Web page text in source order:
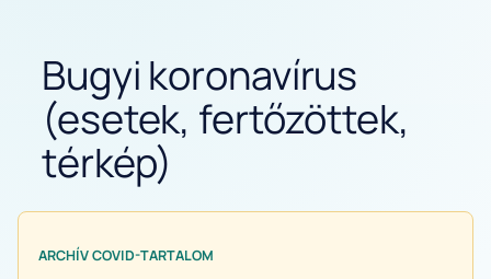
Bugyi koronavírus
(esetek, fertőzöttek,
térkép)
ARCHÍV COVID-TARTALOM